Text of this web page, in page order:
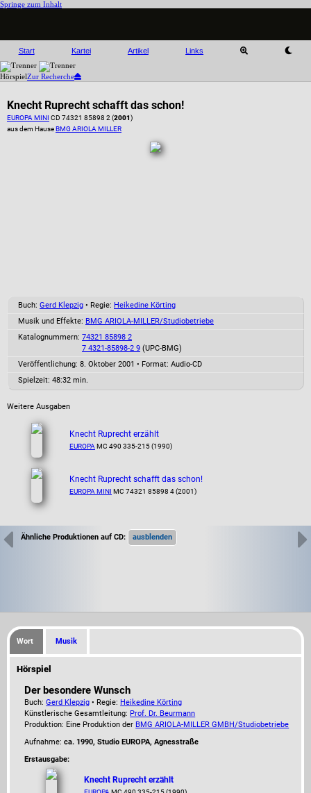
Springe zum Inhalt
Start Kartei Artikel Links
HörspielZur Recherche
Knecht Ruprecht schafft das schon!
EUROPA MINI CD 74321 85898 2 (2001 )
aus dem Hause BMG ARIOLA MILLER
Buch: Gerd Klepzig • Regie: Heikedine Körting
Musik und Effekte: BMG ARIOLA-MILLER/Studiobetriebe
Katalognummern: 74321 85898 2
7 4321-85898-2 9 (UPC-BMG)
Veröffentlichung: 8. Oktober 2001 • Format: Audio-CD
Spielzeit: 48:32 min.
Weitere Ausgaben
Knecht Ruprecht erzählt
EUROPA MC 490 335-215 (1990)
Knecht Ruprecht schafft das schon!
EUROPA MINI MC 74321 85898 4 (2001)
Ähnliche Produktionen auf CD:
Wort Musik
Hörspiel
Der besondere Wunsch
Buch:Gerd Klepzig • Regie: Heikedine Körting
Künstlerische Gesamtleitung: Prof. Dr. Beurmann
Produktion: Eine Produktion der BMG ARIOLA-MILLER GMBH/Studiobetriebe
Aufnahme:ca. 1990, Studio EUROPA, Agnesstraße
Erstausgabe:
Knecht Ruprecht erzählt